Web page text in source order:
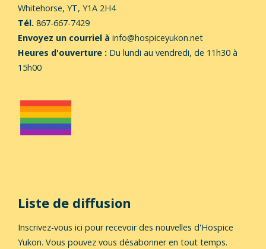
Whitehorse, YT, Y1A 2H4
Tél. 867-667-7429
Envoyez un courriel à info@hospiceyukon.net
Heures d'ouverture : Du lundi au vendredi, de 11h30 à
15h00
Liste de diffusion
Inscrivez-vous ici pour recevoir des nouvelles d'Hospice
Yukon. Vous pouvez vous désabonner en tout temps.